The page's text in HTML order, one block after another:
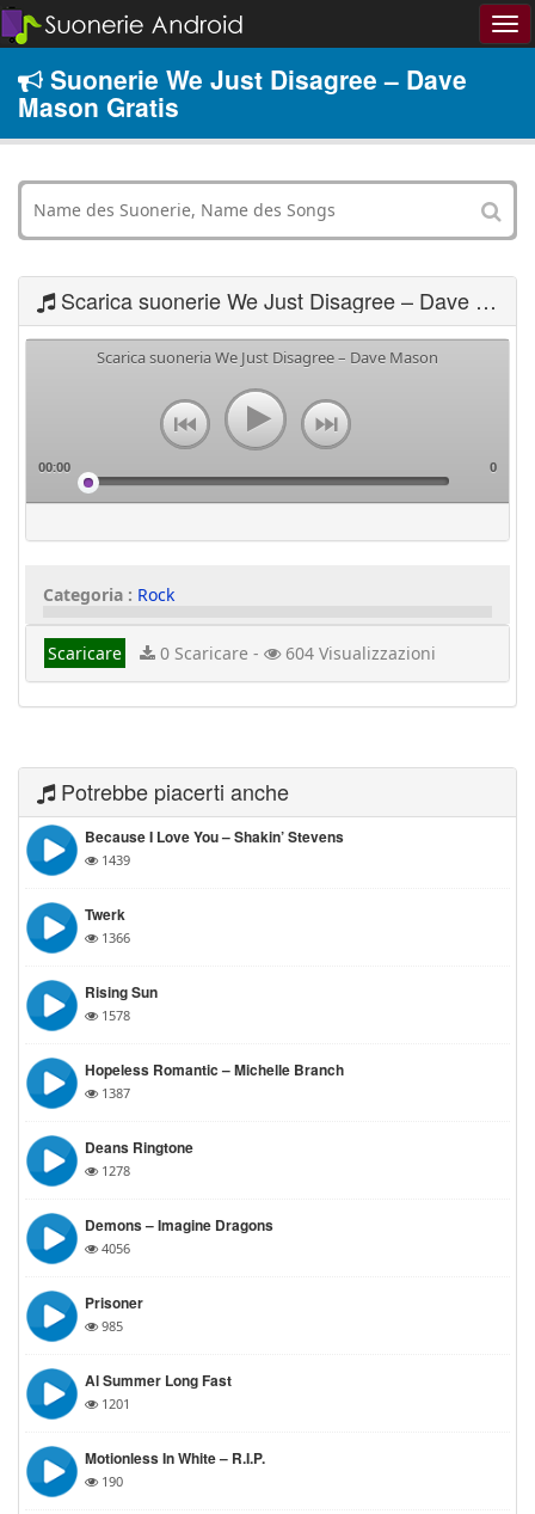
Suonerie We Just Disagree – Dave
Mason Gratis
Scarica suonerie We Just Disagree – Dave Mason
Scarica suoneria We Just Disagree – Dave Mason
00:00 0
Categoria : Rock
Scaricare 0 Scaricare - 604 Visualizzazioni
Potrebbe piacerti anche
Because I Love You – Shakin’ Stevens
1439
Twerk
1366
Rising Sun
1578
Hopeless Romantic – Michelle Branch
1387
Deans Ringtone
1278
Demons – Imagine Dragons
4056
Prisoner
985
Al Summer Long Fast
1201
Motionless In White – R.I.P.
190